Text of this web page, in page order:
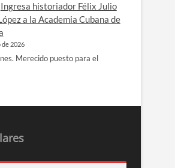
Ingresa historiador Félix Julio
a la Academia Cubana de
de 2026
Merecido puesto para el